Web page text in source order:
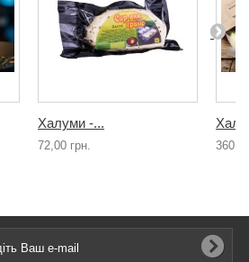
Халуми -...
72,00 грн.